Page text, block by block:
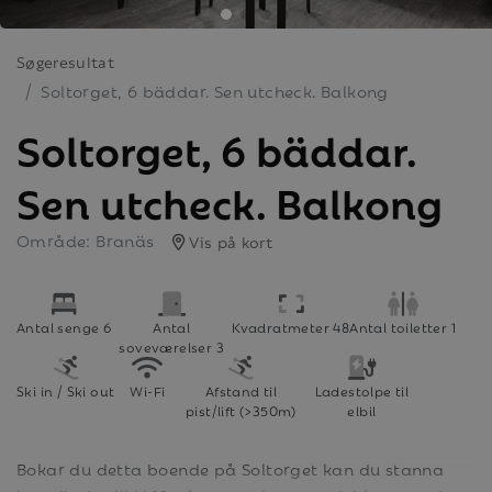
Søgeresultat
Soltorget, 6 bäddar. Sen utcheck. Balkong
Soltorget, 6 bäddar.
Sen utcheck. Balkong
Område: Branäs Vis på kort
Antal senge 6
Antal
soveværelser 3
Kvadratmeter 48Antal toiletter 1
Ski in / Ski out Wi-Fi
Afstand til
pist/lift (>350m)
Ladestolpe til
elbil
Bokar du detta boende på Soltorget kan du stanna